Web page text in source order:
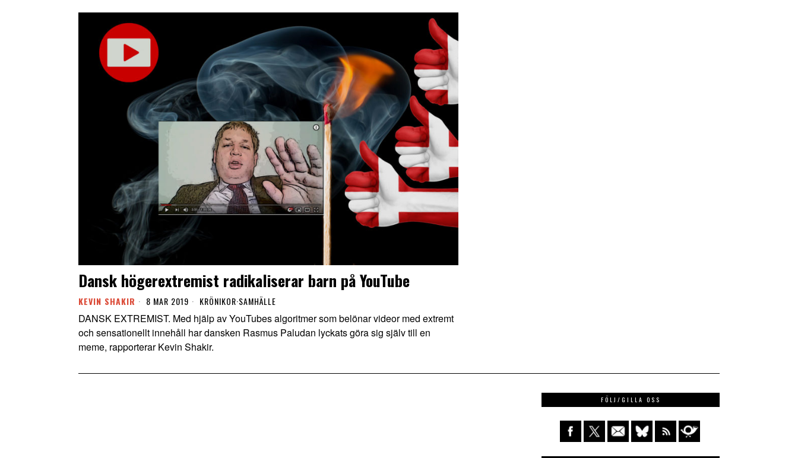
Dansk högerextremist radikaliserar barn på YouTube
KEVIN SHAKIR 8 MAR 2019 KRÖNIKOR·SAMHÄLLE
DANSK EXTREMIST. Med hjälp av YouTubes algoritmer som belönar videor med extremt
och sensationellt innehåll har dansken Rasmus Paludan lyckats göra sig själv till en
meme, rapporterar Kevin Shakir.
FÖLJ/GILLA OSS